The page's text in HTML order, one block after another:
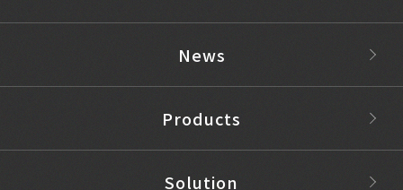
News
Products
Solution